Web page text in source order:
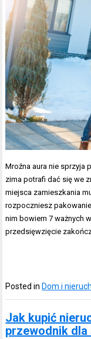
Mroźna aura nie sprzyja
zima potrafi dać się we
miejsca zamieszkania
rozpoczniesz
nim bowiem 7 ważnych
przedsięwzięcie
Posted in Dom i
Jak kupić
przewodnik dla